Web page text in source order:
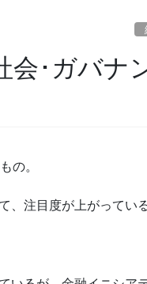
会･ガバナ
の。
、注目度が上がっている